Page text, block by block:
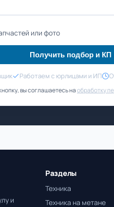
или фото
Получить подбор и КП
Работаем с юрлицами и ИП
вы соглашаетесь наобработку
и
Разделы
Техника
Техника на метане